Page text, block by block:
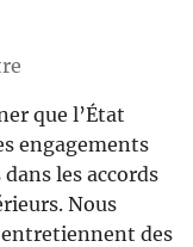
que l’État
engagements
les accords
Nous
entretiennent des